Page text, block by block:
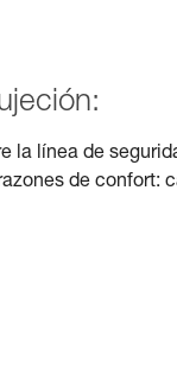
la línea de
de